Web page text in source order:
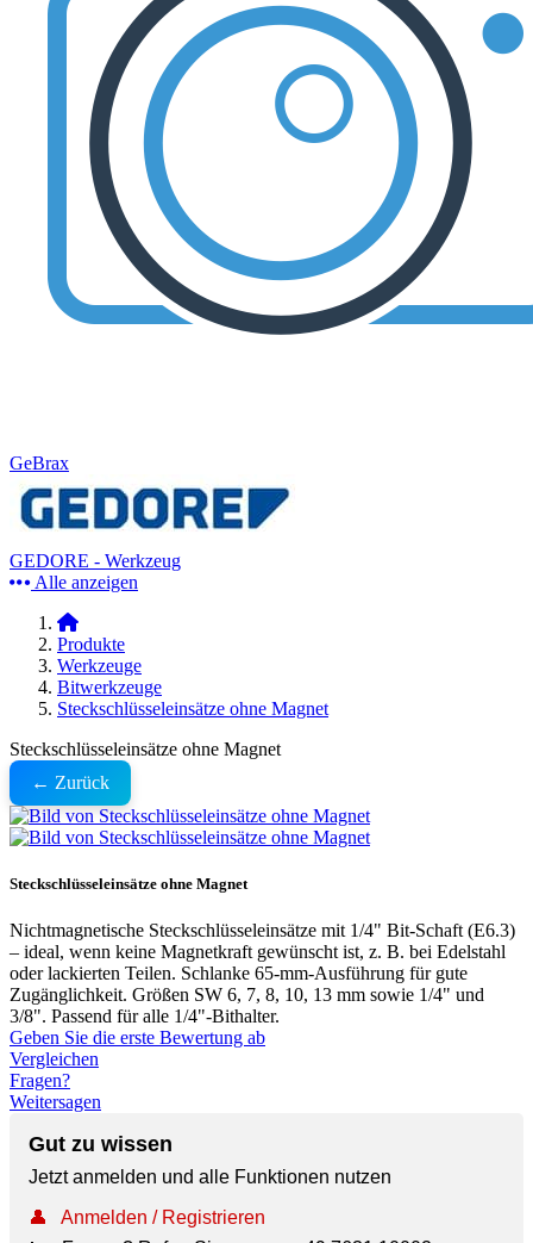
GeBrax
GEDORE - Werkzeug
Alle anzeigen
Produkte
Werkzeuge
Bitwerkzeuge
Steckschlüsseleinsätze ohne Magnet
Steckschlüsseleinsätze ohne Magnet
← Zurück
Steckschlüsseleinsätze ohne Magnet
Nichtmagnetische Steckschlüsseleinsätze mit 1/4" Bit-Schaft (E6.3)
– ideal, wenn keine Magnetkraft gewünscht ist, z. B. bei Edelstahl
oder lackierten Teilen. Schlanke 65-mm-Ausführung für gute
Zugänglichkeit. Größen SW 6, 7, 8, 10, 13 mm sowie 1/4" und
3/8". Passend für alle 1/4"-Bithalter.
Geben Sie die erste Bewertung ab
Vergleichen
Fragen?
Weitersagen
Gut zu wissen
Jetzt anmelden und alle Funktionen nutzen
👤
Anmelden / Registrieren